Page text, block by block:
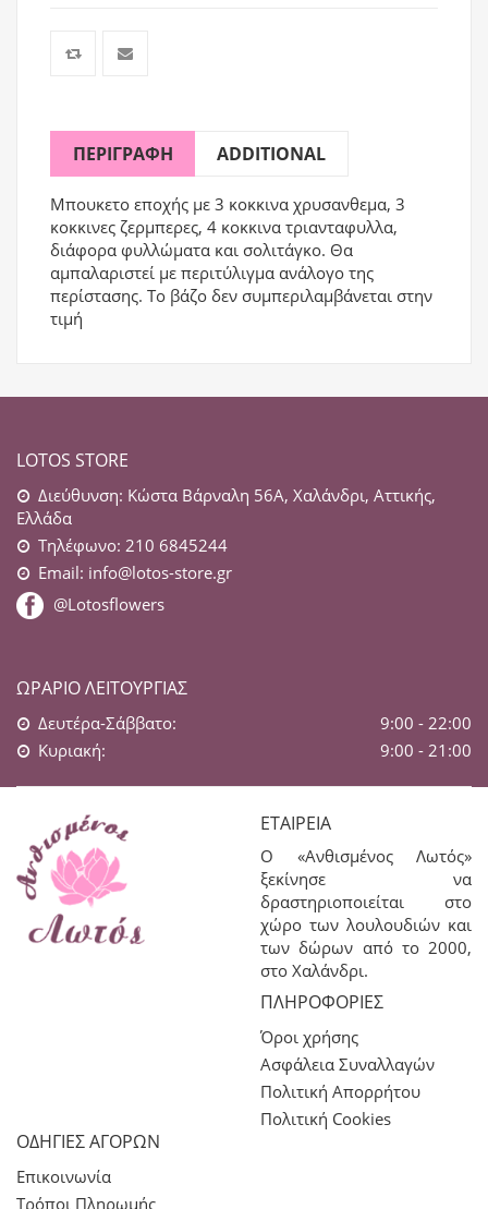
ΠΕΡΙΓΡΑΦΉ ADDITIONAL
Μπουκετο εποχής με 3 κοκκινα χρυσανθεμα, 3
κοκκινες ζερμπερες, 4 κοκκινα τριανταφυλλα,
διάφορα φυλλώματα και σολιτάγκο. Θα
αμπαλαριστεί με περιτύλιγμα ανάλογο της
περίστασης. Το βάζο δεν συμπεριλαμβάνεται στην
τιμή
LOTOS STORE
Διεύθυνση: Κώστα Βάρναλη 56Α, Χαλάνδρι, Αττικής,
Ελλάδα
Τηλέφωνο: 210 6845244
Email: info@lotos-store.gr
@Lotosflowers
ΩΡΆΡΙΟ ΛΕΙΤΟΥΡΓΊΑΣ
Δευτέρα-Σάββατο:
9:00 - 22:00
Κυριακή:
9:00 - 21:00
ΕΤΑΙΡΕΊΑ
Ο «Ανθισμένος Λωτός»
ξεκίνησε να
δραστηριοποιείται στο
χώρο των λουλουδιών και
των δώρων από το 2000,
στο Χαλάνδρι.
ΠΛΗΡΟΦΟΡΊΕΣ
Όροι χρήσης
Ασφάλεια Συναλλαγών
Πολιτική Απορρήτου
Πολιτική Cookies
ΟΔΗΓΙΕΣ ΑΓΟΡΩΝ
Επικοινωνία
Τρόποι Πληρωμής